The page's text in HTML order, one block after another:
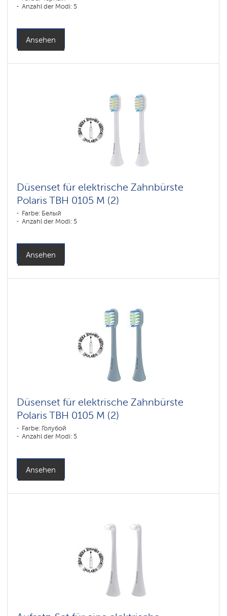
Anzahl der Modi: 5
Ansehen
Düsenset für elektrische Zahnbürste
Polaris TBH 0105 M (2)
Farbe: Белый
Anzahl der Modi: 5
Ansehen
Düsenset für elektrische Zahnbürste
Polaris TBH 0105 M (2)
Farbe: Голубой
Anzahl der Modi: 5
Ansehen